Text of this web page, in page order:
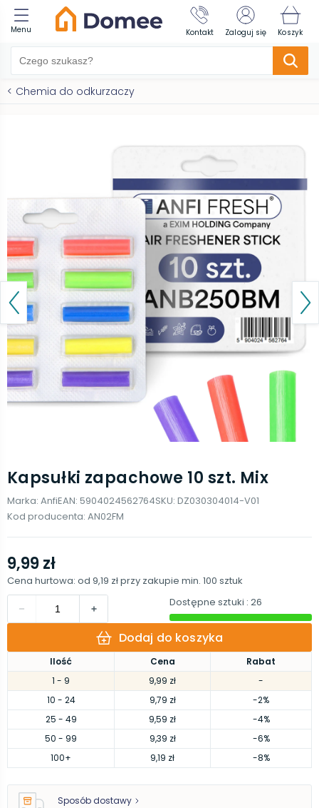
Menu Kontakt Zaloguj się Koszyk
< Chemia do odkurzaczy
Kapsułki zapachowe 10 szt. Mix
Marka: AnfiEAN: 5904024562764SKU: DZ030304014-V01
Kod producenta: AN02FM
Ilość Cena
Rabat
1 - 9 9,99 zł
-
10 - 24 9,79 zł
-2%
25 - 49 9,59 zł
-4%
50 - 99 9,39 zł
-6%
100+ 9,19 zł -8%
9,99 zł
Cena hurtowa: od 9,19 złprzy zakupie min. 100 sztuk
Dostępne sztuki : 26
Dodaj do koszyka
Sposób dostawy